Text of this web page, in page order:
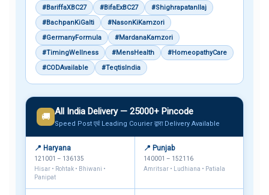
#BariffaXBC27 #BifaExBC27
#ShighrapatanIlaj
#BachpanKiGalti
#NasonKiKamzori
#GermanyFormula
#MardanaKamzori
#TimingWellness
#MensHealth
#HomeopathyCare
#CODAvailable
#TeqtisIndia
🚚 All India Delivery — 25000+ Pincode
Speed Post एवं Leading Courier द्वारा Delivery Available
📍 Haryana
121001 – 136135
Hisar • Rohtak • Bhiwani •
Panipat
📍 Punjab
140001 – 152116
Amritsar • Ludhiana • Patiala